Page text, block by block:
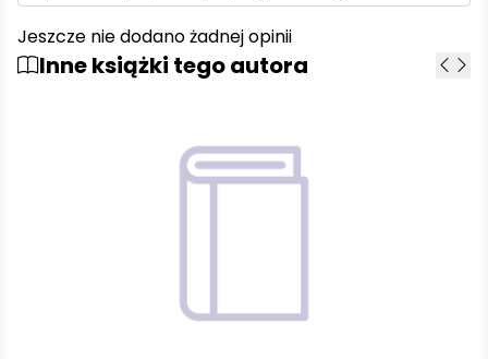
Jeszcze nie dodano żadnej opinii
Inne książki tego autora